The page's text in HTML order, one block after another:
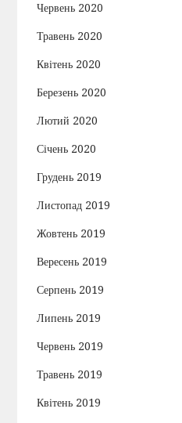
Червень 2020
Травень 2020
Квітень 2020
Березень 2020
Лютий 2020
Січень 2020
Грудень 2019
Листопад 2019
Жовтень 2019
Вересень 2019
Серпень 2019
Липень 2019
Червень 2019
Травень 2019
Квітень 2019